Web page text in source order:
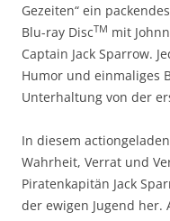
Gezeiten“ ein
Blu-ray DiscTM mit
Captain Jack Sparrow.
Humor und einmaliges
Unterhaltung von der
In diesem
Wahrheit, Verrat und
Piratenkapitän Jack
der ewigen Jugend